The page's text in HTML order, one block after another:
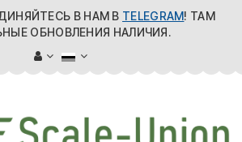
В НАМ В TELEGRAM! ТАМ
ОБНОВЛЕНИЯ НАЛИЧИЯ.